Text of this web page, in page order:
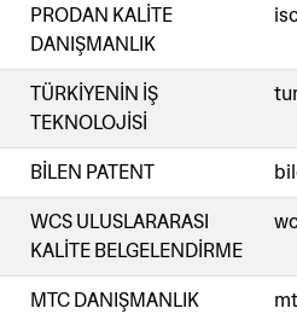
PRODAN KALİTE
DANIŞMANLIK
TÜRKİYENİN İŞ
TEKNOLOJİSİ
BİLEN PATENT
WCS ULUSLARARASI
KALİTE BELGELENDİRME
MTC DANIŞMANLIK